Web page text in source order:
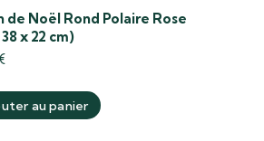
de Noël Rond Polaire Rose
x 22 cm)
au panier